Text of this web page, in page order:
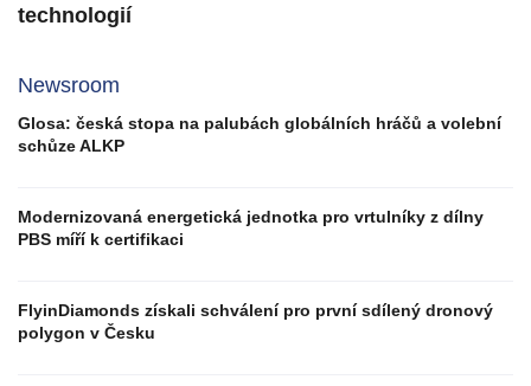
technologií
Newsroom
Glosa: česká stopa na palubách globálních hráčů a volební
schůze ALKP
Modernizovaná energetická jednotka pro vrtulníky z dílny
PBS míří k certifikaci
FlyinDiamonds získali schválení pro první sdílený dronový
polygon v Česku